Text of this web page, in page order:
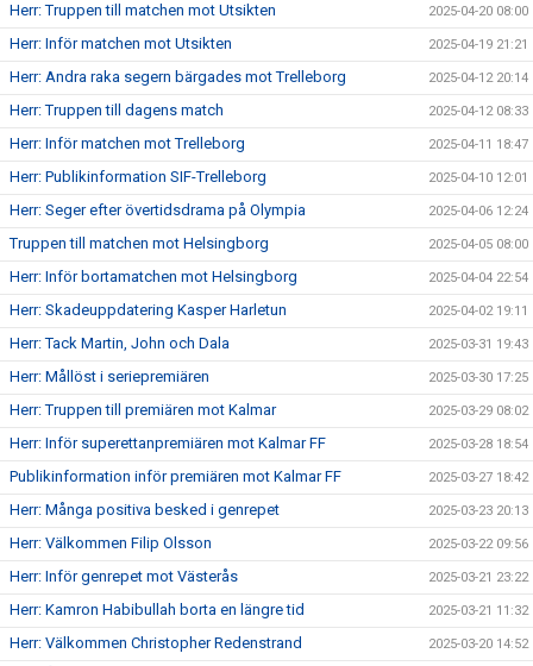
Herr: Truppen till matchen mot Utsikten 2025-04-20 08:00
Herr: Inför matchen mot Utsikten 2025-04-19 21:21
Herr: Andra raka segern bärgades mot Trelleborg 2025-04-12 20:14
Herr: Truppen till dagens match 2025-04-12 08:33
Herr: Inför matchen mot Trelleborg 2025-04-11 18:47
Herr: Publikinformation SIF-Trelleborg 2025-04-10 12:01
Herr: Seger efter övertidsdrama på Olympia 2025-04-06 12:24
Truppen till matchen mot Helsingborg 2025-04-05 08:00
Herr: Inför bortamatchen mot Helsingborg 2025-04-04 22:54
Herr: Skadeuppdatering Kasper Harletun 2025-04-02 19:11
Herr: Tack Martin, John och Dala 2025-03-31 19:43
Herr: Mållöst i seriepremiären 2025-03-30 17:25
Herr: Truppen till premiären mot Kalmar 2025-03-29 08:02
Herr: Inför superettanpremiären mot Kalmar FF 2025-03-28 18:54
Publikinformation inför premiären mot Kalmar FF 2025-03-27 18:42
Herr: Många positiva besked i genrepet 2025-03-23 20:13
Herr: Välkommen Filip Olsson 2025-03-22 09:56
Herr: Inför genrepet mot Västerås 2025-03-21 23:22
Herr: Kamron Habibullah borta en längre tid 2025-03-21 11:32
Herr: Välkommen Christopher Redenstrand 2025-03-20 14:52